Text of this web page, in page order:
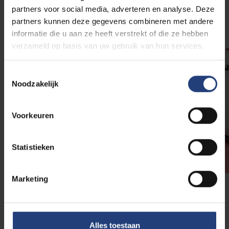
partners voor social media, adverteren en analyse. Deze
partners kunnen deze gegevens combineren met andere
informatie die u aan ze heeft verstrekt of die ze hebben
verzameld op basis van uw gebruik van hun services.
Noodzakelijk
Voorkeuren
Statistieken
Marketing
Alles toestaan
leuke plekjes in Brussel op een superhandige website
met tips voor en door studenten.